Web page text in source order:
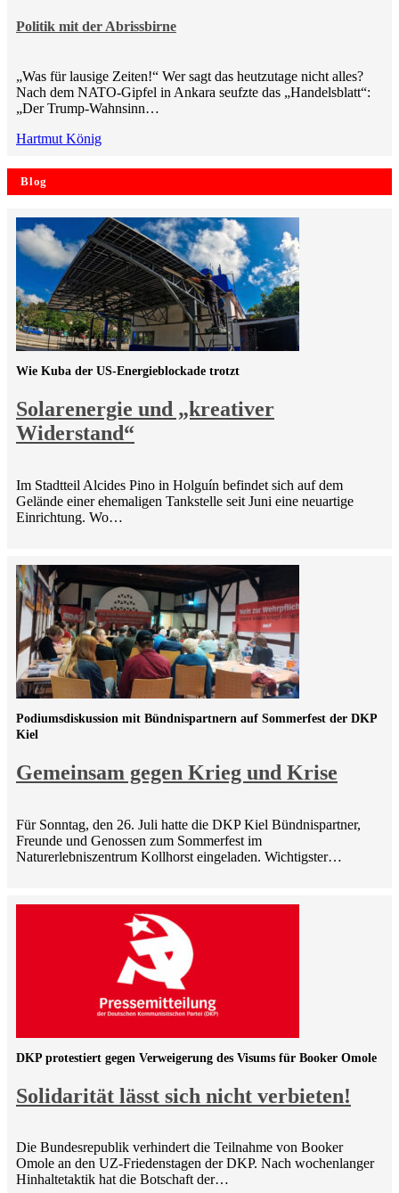
Politik mit der Abrissbirne
„Was für lausige Zeiten!“ Wer sagt das heutzutage nicht alles?
Nach dem NATO-Gipfel in Ankara seufzte das „Handelsblatt“:
„Der Trump-Wahnsinn…
Hartmut König
Blog
Solarenergie und „kreativer
Widerstand“
Wie Kuba der US-Energieblockade trotzt
Im Stadtteil Alcides Pino in Holguín befindet sich auf dem
Gelände einer ehemaligen Tankstelle seit Juni eine neuartige
Einrichtung. Wo…
Gemeinsam gegen Krieg und Krise
Podiumsdiskussion mit Bündnispartnern auf Sommerfest der DKP
Kiel
Für Sonntag, den 26. Juli hatte die DKP Kiel Bündnispartner,
Freunde und Genossen zum Sommerfest im
Naturerlebniszentrum Kollhorst eingeladen. Wichtigster…
Solidarität lässt sich nicht verbieten!
DKP protestiert gegen Verweigerung des Visums für Booker Omole
Die Bundesrepublik verhindert die Teilnahme von Booker
Omole an den UZ-Friedenstagen der DKP. Nach wochenlanger
Hinhaltetaktik hat die Botschaft der…